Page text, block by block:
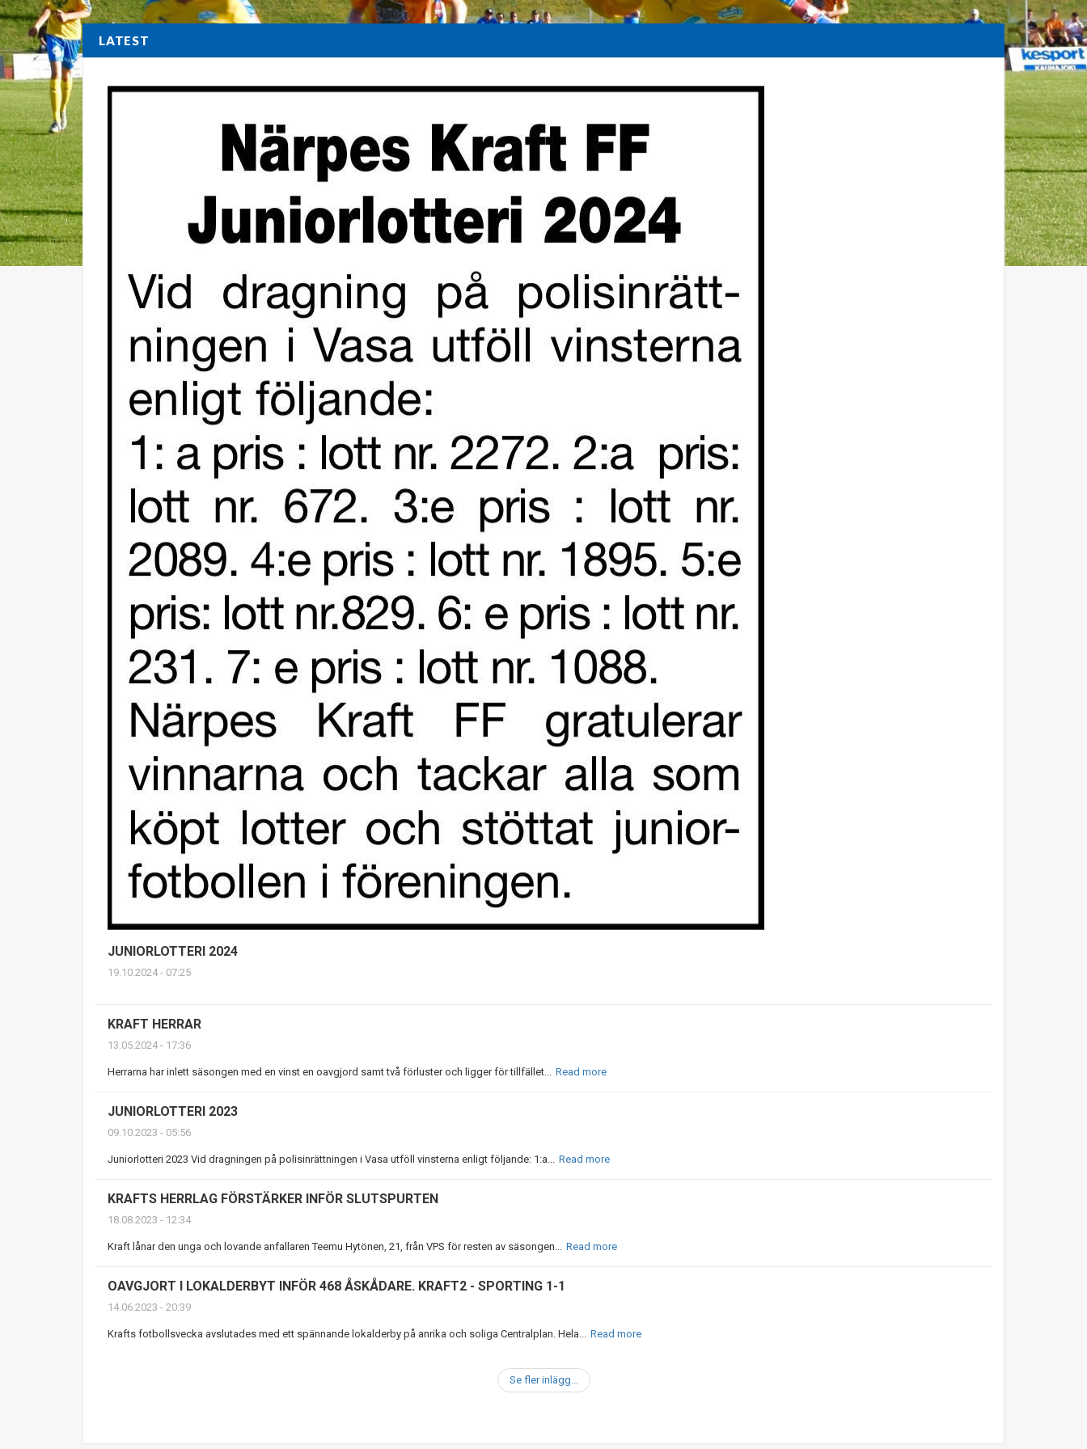
LATEST
JUNIORLOTTERI 2024
19.10.2024 - 07:25
KRAFT HERRAR
13.05.2024 - 17:36
Herrarna har inlett säsongen med en vinst en oavgjord samt två förluster och ligger för tillfället... Read more
JUNIORLOTTERI 2023
09.10.2023 - 05:56
Juniorlotteri 2023 Vid dragningen på polisinrättningen i Vasa utföll vinsterna enligt följande: 1:a... Read more
KRAFTS HERRLAG FÖRSTÄRKER INFÖR SLUTSPURTEN
18.08.2023 - 12:34
Kraft lånar den unga och lovande anfallaren Teemu Hytönen, 21, från VPS för resten av säsongen... Read more
OAVGJORT I LOKALDERBYT INFÖR 468 ÅSKÅDARE. KRAFT2 - SPORTING 1-1
14.06.2023 - 20:39
Krafts fotbollsvecka avslutades med ett spännande lokalderby på anrika och soliga Centralplan. Hela... Read more
Se fler inlägg...